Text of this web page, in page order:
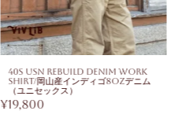
40s USN Rebuild Denim Work
Shirt/岡山産インディゴ8ozデニム
（ユニセックス）
¥19,800